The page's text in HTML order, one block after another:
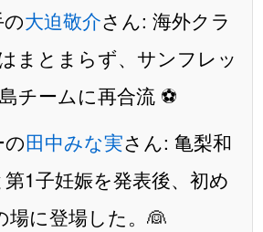
大迫敬介さん: 海外クラ
まとまらず、サンフレッ
チームに再合流 ⚽️
田中みな実さん: 亀梨和
1子妊娠を発表後、初め
場に登場した。👰